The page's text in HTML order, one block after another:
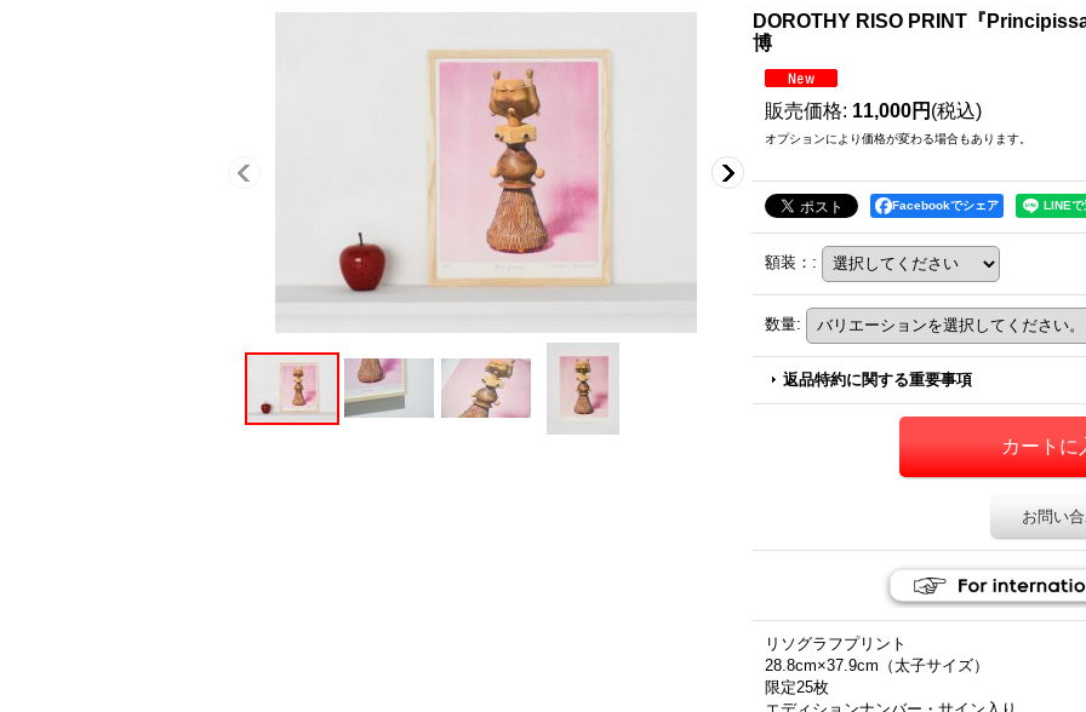
DOROTHY RISO PRINT『
博
販売価格: 11,000円 (税込)
オプションにより価格が変わる場合もあります。
Facebookでシェア
額装： :
数量:
返品特約に関する重要事項
お問い
リソグラフプリント
28.8cm×37.9cm（太子サイズ）
限定25枚